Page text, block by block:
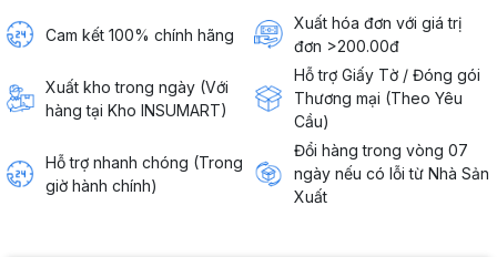
Cam kết 100% chính hãng
Xuất hóa đơn với giá trị
đơn >200.00đ
Xuất kho trong ngày (Với
hàng tại Kho INSUMART)
Hỗ trợ Giấy Tờ / Đóng gói
Thương mại (Theo Yêu
Cầu)
Hỗ trợ nhanh chóng (Trong
giờ hành chính)
Đổi hàng trong vòng 07
ngày nếu có lỗi từ Nhà Sản
Xuất